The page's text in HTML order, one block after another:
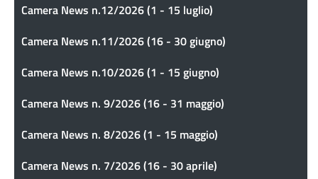
Camera News n.12/2026 (1 - 15 luglio)
Camera News n.11/2026 (16 - 30 giugno)
Camera News n.10/2026 (1 - 15 giugno)
Camera News n. 9/2026 (16 - 31 maggio)
Camera News n. 8/2026 (1 - 15 maggio)
Camera News n. 7/2026 (16 - 30 aprile)